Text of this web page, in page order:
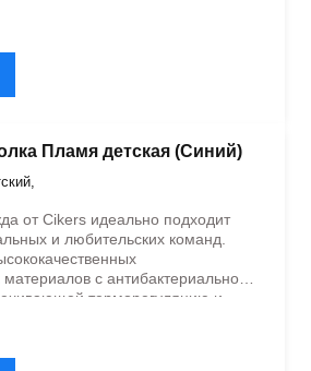
Одежда обладает
направлениях и стильным
Пламя детская (Синий)
от Cikers идеально подходит
и любительских команд.
с антибактериальной
терморегуляцию и
Одежда обладает
направлениях и стильным